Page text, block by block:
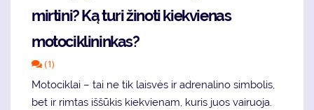
mirtini? Ką turi žinoti kiekvienas
motociklininkas?
(1)
Motociklai – tai ne tik laisvės ir adrenalino simbolis,
bet ir rimtas iššūkis kiekvienam, kuris juos vairuoja.